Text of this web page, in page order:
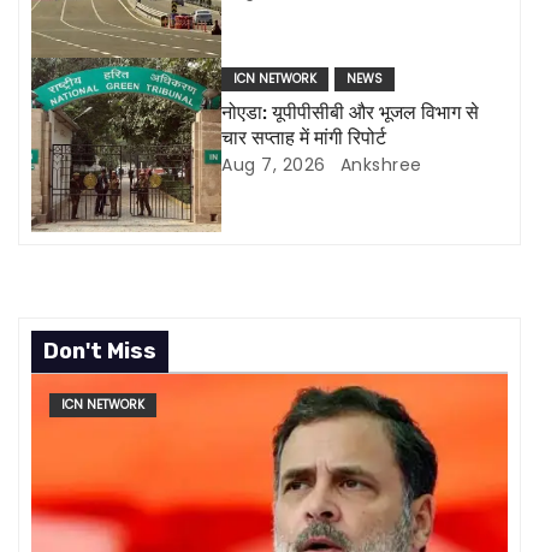
i
o
n
ICN NETWORK NEWS
नोएडा: यूपीपीसीबी और भूजल विभाग से
चार सप्ताह में मांगी रिपोर्ट
Aug 7, 2026 Ankshree
Don't Miss
ICN NETWORK